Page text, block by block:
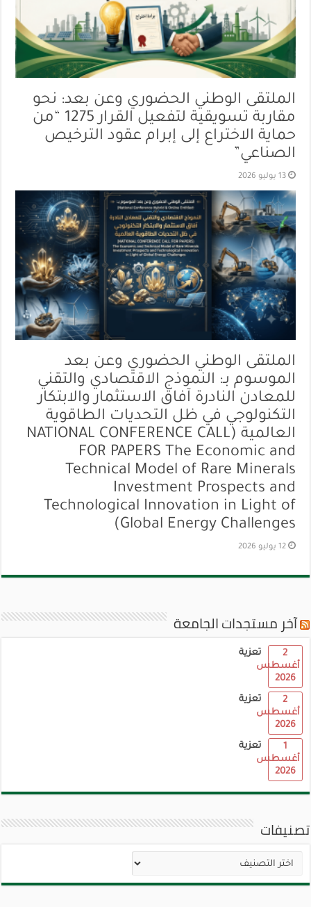
الملتقى الوطني الحضوري وعن بعد: نحو
مقاربة تسويقية لتفعيل القرار 1275 “من
حماية الاختراع إلى إبرام عقود الترخيص
الصناعي”
13 يوليو 2026
الملتقى الوطني الحضوري وعن بعد
الموسوم بـ: النموذج الاقتصادي والتقني
للمعادن النادرة آفاق الاستثمار والابتكار
التكنولوجي في ظل التحديات الطاقوية
العالمية (NATIONAL CONFERENCE CALL
FOR PAPERS The Economic and
Technical Model of Rare Minerals
Investment Prospects and
Technological Innovation in Light of
Global Energy Challenges)
12 يوليو 2026
آخر مستجدات الجامعة
تعزية
2
أغسطس
2026
تعزية
2
أغسطس
2026
تعزية
1
أغسطس
2026
تصنيفات
تصنيفات